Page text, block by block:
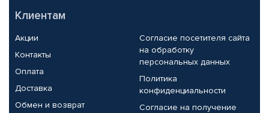
Клиентам
Акции
Контакты
Оплата
Доставка
Обмен и возврат
Согласие посетителя сайта
на обработку
персональных данных
Политика
конфиденциальности
Согласие на получение